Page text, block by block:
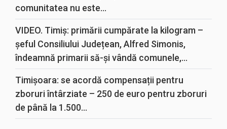
comunitatea nu este...
VIDEO. Timiș: primării cumpărate la kilogram –
șeful Consiliului Județean, Alfred Simonis,
îndeamnă primarii să-și vândă comunele,...
Timișoara: se acordă compensații pentru
zboruri întârziate – 250 de euro pentru zboruri
de până la 1.500...